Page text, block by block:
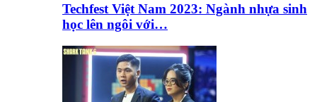
Techfest Việt Nam 2023: Ngành nhựa sinh
học lên ngôi với…